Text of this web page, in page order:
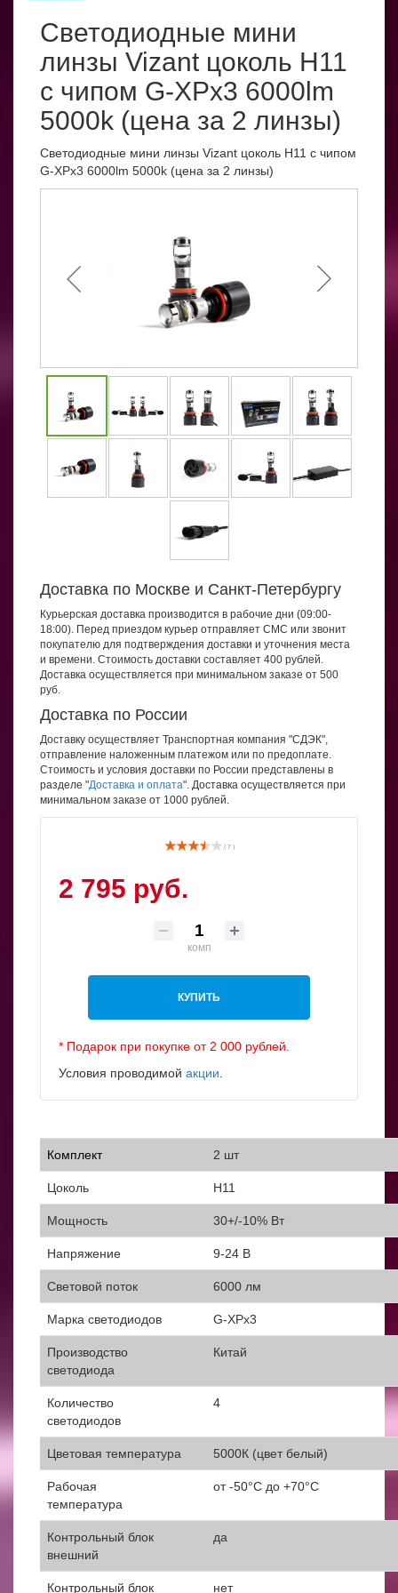
Светодиодные мини
линзы Vizant цоколь H11
с чипом G-XPx3 6000lm
5000k (цена за 2 линзы)
Светодиодные мини линзы Vizant цоколь H11 с чипом
G-XPx3 6000lm 5000k (цена за 2 линзы)
Доставка по Москве и Санкт-Петербургу
Курьерская доставка производится в рабочие дни (09:00-
18:00). Перед приездом курьер отправляет СМС или звонит
покупателю для подтверждения доставки и уточнения места
и времени. Стоимость доставки составляет 400 рублей.
Доставка осуществляется при минимальном заказе от 500
руб.
Доставка по России
Доставку осуществляет Транспортная компания "СДЭК",
отправление наложенным платежом или по предоплате.
Стоимость и условия доставки по России представлены в
разделе "Доставка и оплата". Доставка осуществляется при
минимальном заказе от 1000 рублей.
( 7 )
2 795 руб.
комп
КУПИТЬ
* Подарок при покупке от 2 000 рублей.
Условия проводимой акции
Комплект 2 шт
Цоколь H11
Мощность 30+/-10% Вт
Напряжение 9-24 В
Световой поток 6000 лм
Марка светодиодов G-XPx3
Производство
светодиода
Китай
Количество
светодиодов
4
Цветовая температура 5000К (цвет белый)
Рабочая
температура
от -50°С до +70°С
Контрольный блок
внешний
да
Контрольный блок нет